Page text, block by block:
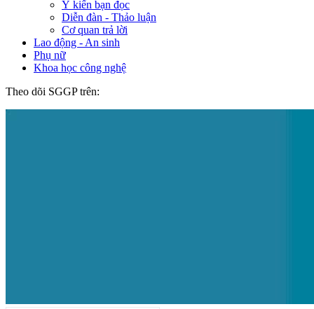
Ý kiến bạn đọc
Diễn đàn - Thảo luận
Cơ quan trả lời
Lao động - An sinh
Phụ nữ
Khoa học công nghệ
Theo dõi SGGP trên: